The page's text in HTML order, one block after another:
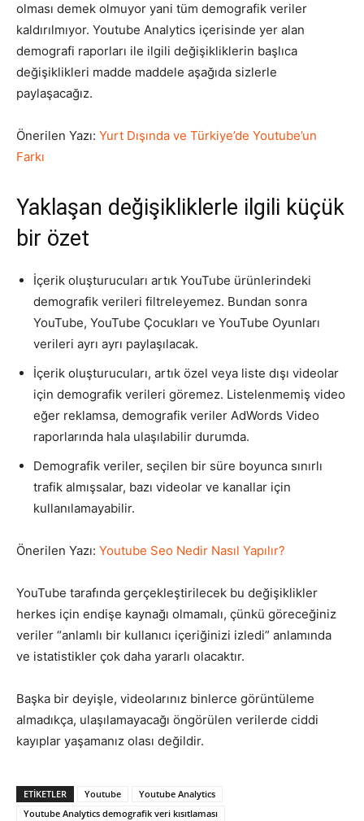
ASO,
olması demek olmuyor yani tüm demografik veriler
kaldırılmıyor. Youtube Analytics içerisinde yer alan
demografi raporları ile ilgili değişikliklerin başlıca
değişiklikleri madde maddele aşağıda sizlerle
paylaşacağız.
Önerilen Yazı: Yurt Dışında ve Türkiye’de Youtube’un
Farkı
Yaklaşan değişikliklerle ilgili küçük
bir özet
İçerik oluşturucuları artık YouTube ürünlerindeki
demografik verileri filtreleyemez. Bundan sonra
YouTube, YouTube Çocukları ve YouTube Oyunları
verileri ayrı ayrı paylaşılacak.
İçerik oluşturucuları, artık özel veya liste dışı videolar
için demografik verileri göremez. Listelenmemiş video
eğer reklamsa, demografik veriler AdWords Video
raporlarında hala ulaşılabilir durumda.
Demografik veriler, seçilen bir süre boyunca sınırlı
trafik almışsalar, bazı videolar ve kanallar için
kullanılamayabilir.
Önerilen Yazı: Youtube Seo Nedir Nasıl Yapılır?
YouTube tarafında gerçekleştirilecek bu değişiklikler
herkes için endişe kaynağı olmamalı, çünkü göreceğiniz
veriler “anlamlı bir kullanıcı içeriğinizi izledi” anlamında
ve istatistikler çok daha yararlı olacaktır.
Başka bir deyişle, videolarınız binlerce görüntüleme
almadıkça, ulaşılamayacağı öngörülen verilerde ciddi
kayıplar yaşamanız olası değildir.
ETIKETLER Youtube
Youtube Analytics
Youtube Analytics demografik veri kısıtlaması